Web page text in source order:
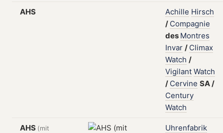
AHS Achille Hirsch
/ Compagnie
des Montres
Invar / Climax
Watch /
Vigilant Watch
/ Cervine SA/
Century
Watch
AHS (mit
Uhrenfabrik